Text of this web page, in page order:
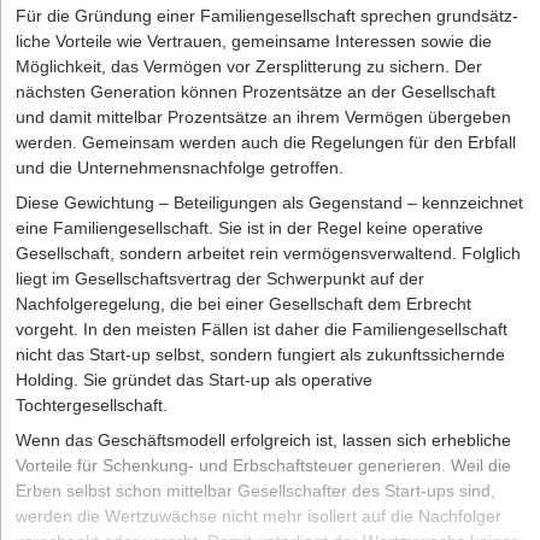
erneut aktiviert werden.
Das Pay-as-you-go-Modell:Die Endnutzer*innen bezahlen nur
Ressourcen, die sie tatsächlich genutzt haben. Die Zahlung basiert
auf einer messbaren Einheit wie z. B. pro Transaktion, pro
Gigabyte Speicherplatz, pro Verbindung.
du kombinierst zwei Angebote. Erst stellst du
ein Basisprodukt kostenlos zur Verfügung, um potenzielle
Kund*innen zu gewinnen und ihr Interesse zu wecken. Dann
bietest du die Möglichkeit an, die Vollversion mit zusätzlichen
Funktionen und Erweiterungen zu nutzen, für die
Endnutzer*innen aber extra bezahlen müssen.
In-App-Käufe:Dieses Modell ermöglicht es, eine App als
Vertriebskanal zu nutzen, um verschiedene Produkte zu
verkaufen.
Umsatz mit einem Produkt und produkt-begleitenden
Dienstleistungen. Dazu gehören in erster Linie technischer Support und
Wartung deines Softwareprodukts.
Nach Bereitstellungsmodell
Welche Fördermittel gibt es?
Worauf ist bei der Einrichtung einer eigenen Website zu
achten?
Wie konzipiert man Marketingaktivitäten – online und offline?
Was ist ein Kapitalbedarfsplan?
Für das Maklergeschäft sind zwei Ressourcen unabdingbar:
Immobilien und Kunden. Sobald beide eine gewisse Anzahl
übersteigen, wird es ohne Hilfsmittel unübersichtlich. Deshalb ist
es empfehlenswert, sich früh eine entsprechende CRM- bzw.
Immobiliensoftware zuzulegen. Mit einem solchen Tool behalten
Immobilienmakler den Überblick und sparen viel Zeit im
turbulenten Arbeitsalltag.
Die ersten Schritte als selbstständiger Immobilienmakler
Sind all diese Voraussetzungen erfüllt, steht einer erfolgreichen
Laufbahn als selbstständiger Immobilienmakler nichts mehr im
Weg. Neulinge treibt vor allem eine Frage um: Wie akquiriere ich
neueImmobilienfür mein Portfolio?
Für die Gründung einer Familiengesellschaft sprechen grundsätz-
liche Vorteile wie Vertrauen, gemeinsame Interessen sowie die
Möglichkeit, das Vermögen vor Zersplitterung zu sichern. Der
nächsten Generation können Prozentsätze an der Gesellschaft
und damit mittelbar Prozentsätze an ihrem Vermögen übergeben
werden. Gemeinsam werden auch die Regelungen für den Erbfall
und die Unternehmensnachfolge getroffen.
Diese Gewichtung – Beteiligungen als Gegenstand – kennzeichnet
eine Familiengesellschaft. Sie ist in der Regel keine operative
Gesellschaft, sondern arbeitet rein vermögensverwaltend. Folglich
liegt im Gesellschaftsvertrag der Schwerpunkt auf der
Nachfolgeregelung, die bei einer Gesellschaft dem Erbrecht
vorgeht. In den meisten Fällen ist daher die Familiengesellschaft
nicht das Start-up selbst, sondern fungiert als zukunftssichernde
Holding. Sie gründet das Start-up als operative
Tochtergesellschaft.
Wenn das Geschäftsmodell erfolgreich ist, lassen sich erhebliche
Vorteile für Schenkung- und Erbschaftsteuer generieren. Weil die
Erben selbst schon mittelbar Gesellschafter des Start-ups sind,
werden die Wertzuwächse nicht mehr isoliert auf die Nachfolger